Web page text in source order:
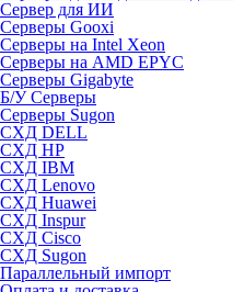
Сервер для ИИ
Серверы Gooxi
Серверы на Intel Xeon
Серверы на AMD EPYC
Серверы Gigabyte
Б/У Серверы
Серверы Sugon
СХД DELL
СХД HP
СХД IBM
СХД Lenovo
СХД Huawei
СХД Inspur
СХД Cisco
СХД Sugon
Параллельный импорт